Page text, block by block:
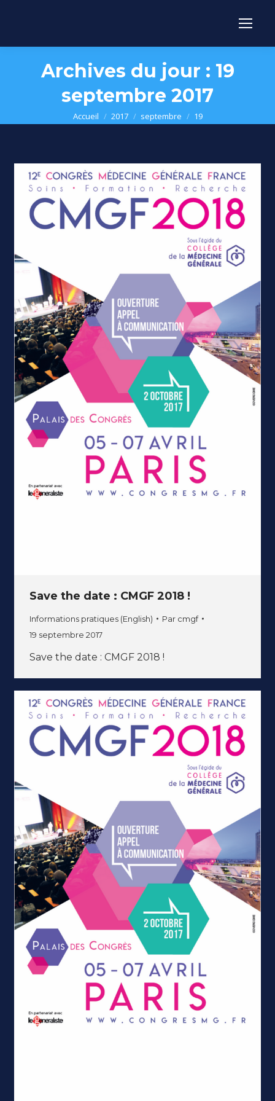
Archives du jour : 19
septembre 2017
Vous êtes ici :
Accueil 2017 septembre 19
Save the date : CMGF 2018 !
Informations pratiques (English) Par cmgf
19 septembre 2017
Save the date : CMGF 2018 !